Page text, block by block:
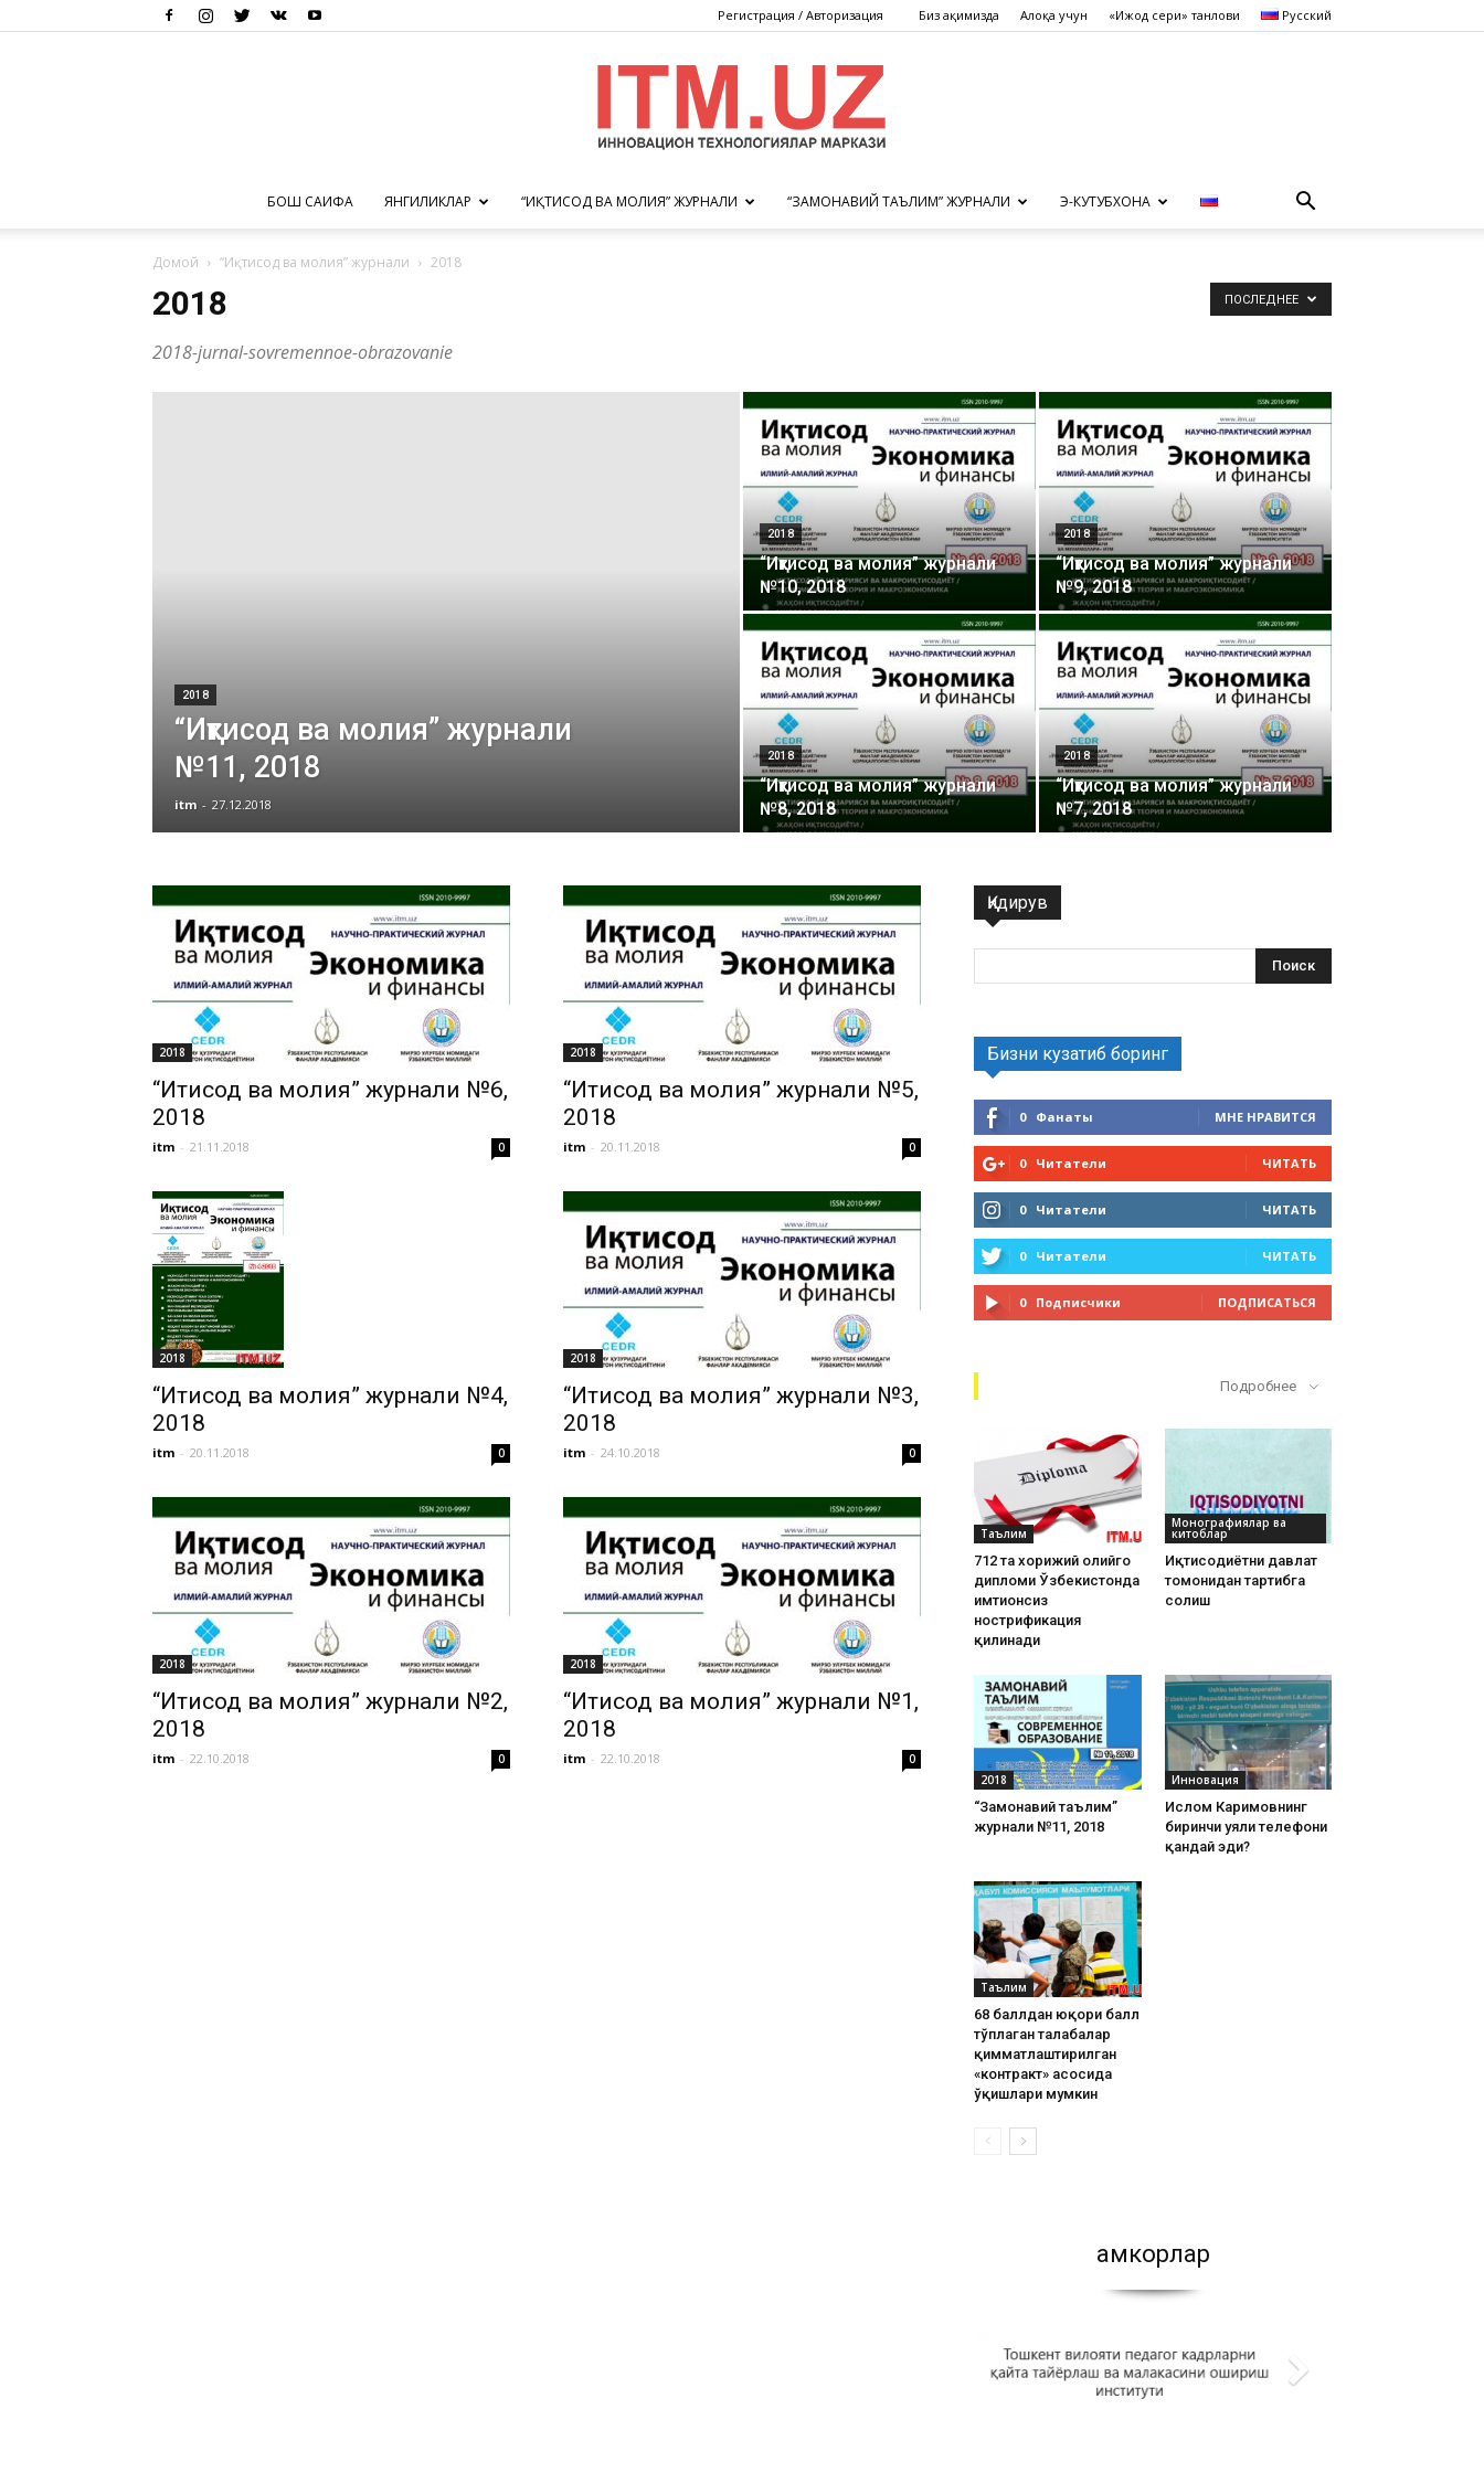
Регистрация / Авторизация Биз ҳақимизда Алоқа учун «Ижод сеҳри» танлови Русский
маркази
БОШ САҲИФА ЯНГИЛИКЛАР “ИҚТИСОД ВА МОЛИЯ” ЖУРНАЛИ “ЗАМОНАВИЙ ТАЪЛИМ” ЖУРНАЛИ Э-КУТУБХОНА
Домой “Иқтисод ва молия” журнали 2018
2018
2018-jurnal-sovremennoe-obrazovanie
ПОСЛЕДНЕЕ
2018
“Иқтисод ва молия” журнали
№11, 2018
itm - 27.12.2018
2018
“Иқтисод ва молия” журнали
№10, 2018
2018
“Иқтисод ва молия” журнали
№9, 2018
2018
“Иқтисод ва молия” журнали
№8, 2018
2018
“Иқтисод ва молия” журнали
№7, 2018
2018
“Иқтисод ва молия” журнали №6,
2018
itm - 21.11.2018 0
2018
“Иқтисод ва молия” журнали №5,
2018
itm - 20.11.2018 0
2018
“Иқтисод ва молия” журнали №4,
2018
itm - 20.11.2018 0
2018
“Иқтисод ва молия” журнали №3,
2018
itm - 24.10.2018 0
2018
“Иқтисод ва молия” журнали №2,
2018
itm - 22.10.2018 0
2018
“Иқтисод ва молия” журнали №1,
2018
itm - 22.10.2018 0
Қидирув
Бизни кузатиб боринг
0 Фанаты МНЕ НРАВИТСЯ
0 Читатели ЧИТАТЬ
0 Читатели ЧИТАТЬ
0 Читатели ЧИТАТЬ
0 Подписчики ПОДПИСАТЬСЯ
Подробнее
Таълим
712 та хорижий олийгоҳ
дипломи Ўзбекистонда
имтиҳонсиз
нострификация
қилинади
Монографиялар ва
китоблар
Иқтисодиётни давлат
томонидан тартибга
солиш
2018
“Замонавий таълим”
журнали №11, 2018
Инновация
Ислом Каримовнинг
биринчи уяли телефони
қандай эди?
Таълим
68 баллдан юқори балл
тўплаган талабалар
қимматлаштирилган
«контракт» асосида
ўқишлари мумкин
Ҳамкорлар